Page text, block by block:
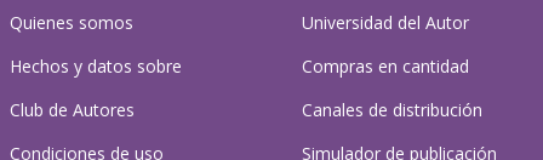
Quienes somos
Hechos y datos sobre
Club de Autores
Condiciones de uso
Universidad del Autor
Compras en cantidad
Canales de distribución
Simulador de publicación